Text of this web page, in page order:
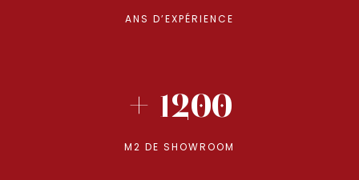
ANS D’EXPÉRIENCE
+ 1200
M2 DE SHOWROOM